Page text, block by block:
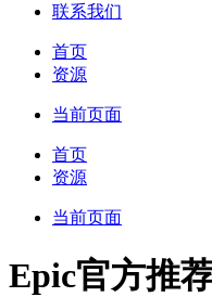
联系我们
首页
资源
当前页面
首页
资源
当前页面
Epic官方推